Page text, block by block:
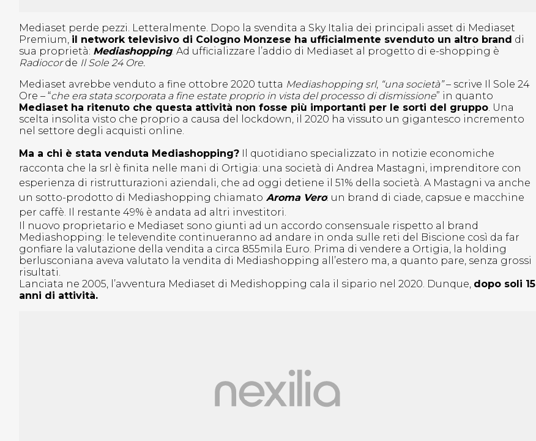
Mediaset perde pezzi. Letteralmente. Dopo la svendita a Sky Italia dei principali asset di Mediaset
Premium, il network televisivo di Cologno Monzese ha ufficialmente svenduto un altro brand di
sua proprietà: Mediashopping. Ad ufficializzare l’addio di Mediaset al progetto di e-shopping è
Radiocorde Il Sole 24 Ore.
Mediaset avrebbe venduto a fine ottobre 2020 tutta Mediashopping srl, “una società”– scrive Il Sole 24
Ore – “che era stata scorporata a fine estate proprio in vista del processo di dismissione” in quanto
Mediaset ha ritenuto che questa attività non fosse più importanti per le sorti del gruppo. Una
scelta insolita visto che proprio a causa del lockdown, il 2020 ha vissuto un gigantesco incremento
nel settore degli acquisti online.
Ma a chi è stata venduta Mediashopping? Il quotidiano specializzato in notizie economiche
racconta che la srl è finita nelle mani di Ortigia: una società di Andrea Mastagni, imprenditore con
esperienza di ristrutturazioni aziendali, che ad oggi detiene il 51% della società. A Mastagni va anche
un sotto-prodotto di Mediashopping chiamato Aroma Vero: un brand di ciade, capsue e macchine
per caffè. Il restante 49% è andata ad altri investitori.
Il nuovo proprietario e Mediaset sono giunti ad un accordo consensuale rispetto al brand
Mediashopping: le televendite continueranno ad andare in onda sulle reti del Biscione così da far
gonfiare la valutazione della vendita a circa 855mila Euro. Prima di vendere a Ortigia, la holding
berlusconiana aveva valutato la vendita di Mediashopping all’estero ma, a quanto pare, senza grossi
risultati.
Lanciata ne 2005, l’avventura Mediaset di Medishopping cala il sipario nel 2020. Dunque, dopo soli 15
anni di attività.